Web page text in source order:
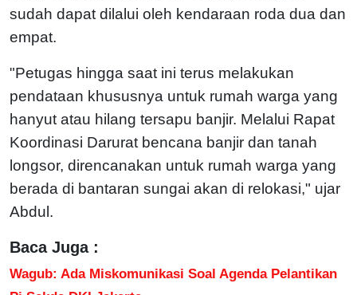
sudah dapat dilalui oleh kendaraan roda dua dan
empat.
"Petugas hingga saat ini terus melakukan
pendataan khususnya untuk rumah warga yang
hanyut atau hilang tersapu banjir. Melalui Rapat
Koordinasi Darurat bencana banjir dan tanah
longsor, direncanakan untuk rumah warga yang
berada di bantaran sungai akan di relokasi," ujar
Abdul.
Baca Juga :
Wagub: Ada Miskomunikasi Soal Agenda Pelantikan